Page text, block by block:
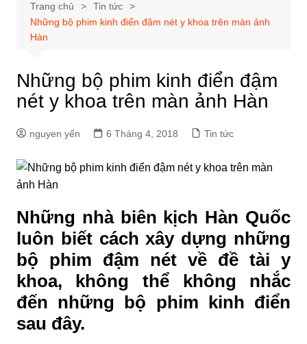
Trang chủ
Tin tức
Những bộ phim kinh điển đậm nét y khoa trên màn ảnh
Hàn
Những bộ phim kinh điển đậm
nét y khoa trên màn ảnh Hàn
nguyen yến 6 Tháng 4, 2018 Tin tức
Những nhà biên kịch Hàn Quốc
luôn biết cách xây dựng những
bộ phim đậm nét về đề tài y
khoa, không thể không nhắc
đến những bộ phim kinh điển
sau đây.